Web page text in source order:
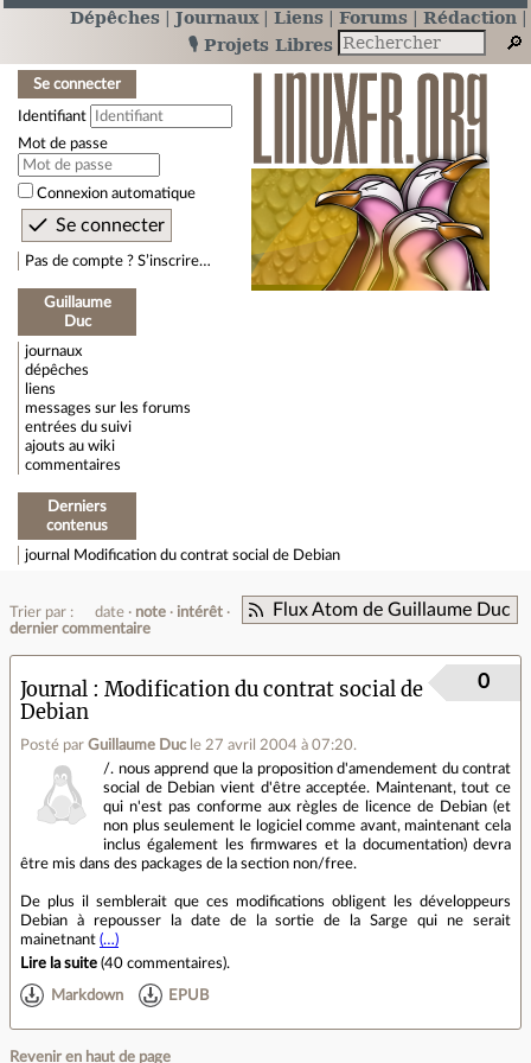
Dépêches Journaux Liens Forums
Rédaction
🎙️ Projets Libres
Se connecter
Identifiant
Mot de passe
Connexion automatique
Pas de compte ? S’inscrire…
Guillaume
Duc
journaux
dépêches
liens
messages sur les forums
entrées du suivi
ajouts au wiki
commentaires
Derniers
contenus
journal Modification du contrat social de Debian
Flux Atom de Guillaume Duc
Trier par : date note
intérêt
dernier commentaire
Journal
Modification du contrat social de
Debian
Posté par Guillaume Duc le 27 avril 2004 à 07:20.
0
/. nous apprend que la proposition d'amendement du contrat
social de Debian vient d'être acceptée. Maintenant, tout ce
qui n'est pas conforme aux règles de licence de Debian (et
non plus seulement le logiciel comme avant, maintenant cela
inclus également les firmwares et la documentation) devra
être mis dans des packages de la section non/free.
De plus il semblerait que ces modifications obligent les développeurs
Debian à repousser la date de la sortie de la Sarge qui ne serait
mainetnant (…)
Lire la suite (40 commentaires).
Markdown EPUB
Revenir en haut de page